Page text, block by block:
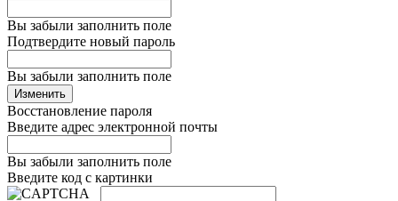
Вы забыли заполнить поле
Подтвердите новый пароль
Вы забыли заполнить поле
Изменить
Восстановление пароля
Введите адрес электронной почты
Вы забыли заполнить поле
Введите код с картинки